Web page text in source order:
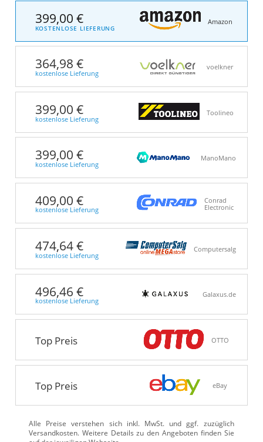
399,00 €
KOSTENLOSE LIEFERUNG
Amazon
364,98 €
kostenlose Lieferung
voelkner
399,00 €
kostenlose Lieferung
Toolineo
399,00 €
kostenlose Lieferung
ManoMano
409,00 €
kostenlose Lieferung
Conrad
Electronic
474,64 €
kostenlose Lieferung
Computersalg
496,46 €
kostenlose Lieferung
Galaxus.de
Top Preis OTTO
Top Preis eBay
Alle Preise verstehen sich inkl. MwSt. und ggf. zuzüglich
Versandkosten. Weitere Details zu den Angeboten finden Sie